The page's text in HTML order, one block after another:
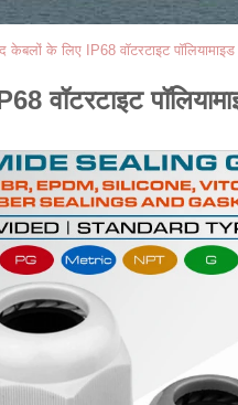
केबलों के लिए IP68 वॉटरटाइट
वॉटरटाइट